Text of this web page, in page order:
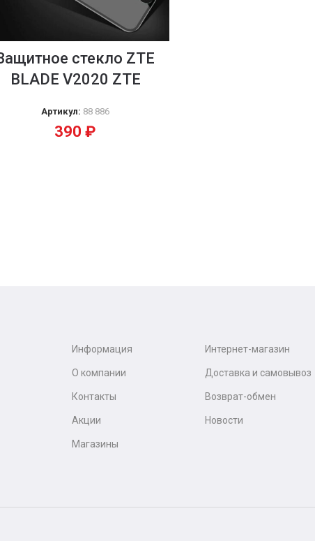
стекло ZTE
BLADE V2020 ZTE
Артикул: 88 886
390₽
Информация
О компании
Контакты
Акции
Магазины
Интернет-магазин
Доставка и самовывоз
Возврат-обмен
Новости